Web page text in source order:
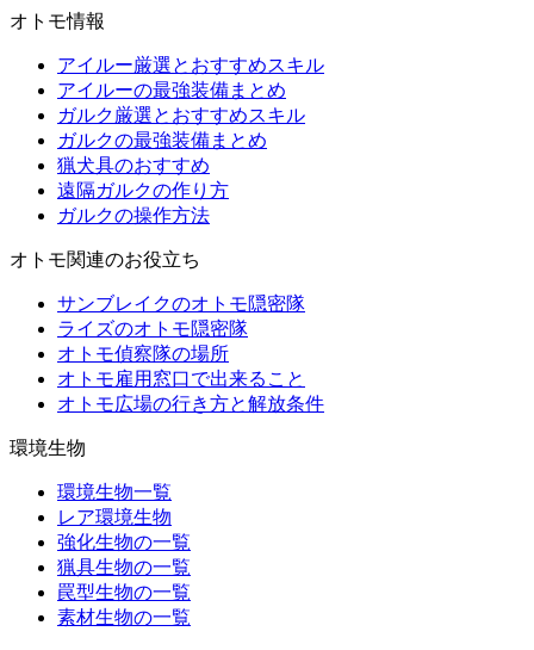
オトモ情報
アイルー厳選とおすすめスキル
アイルーの最強装備まとめ
ガルク厳選とおすすめスキル
ガルクの最強装備まとめ
猟犬具のおすすめ
遠隔ガルクの作り方
ガルクの操作方法
オトモ関連のお役立ち
サンブレイクのオトモ隠密隊
ライズのオトモ隠密隊
オトモ偵察隊の場所
オトモ雇用窓口で出来ること
オトモ広場の行き方と解放条件
環境生物
環境生物一覧
レア環境生物
強化生物の一覧
猟具生物の一覧
罠型生物の一覧
素材生物の一覧